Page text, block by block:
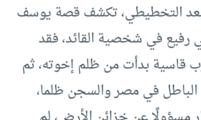
التخطيطي، تكشف قصة يوسف
في شخصية القائد، فقد
بدأت من ظلم إخوته، ثم
الباطل في مصر والسجن ظلما،